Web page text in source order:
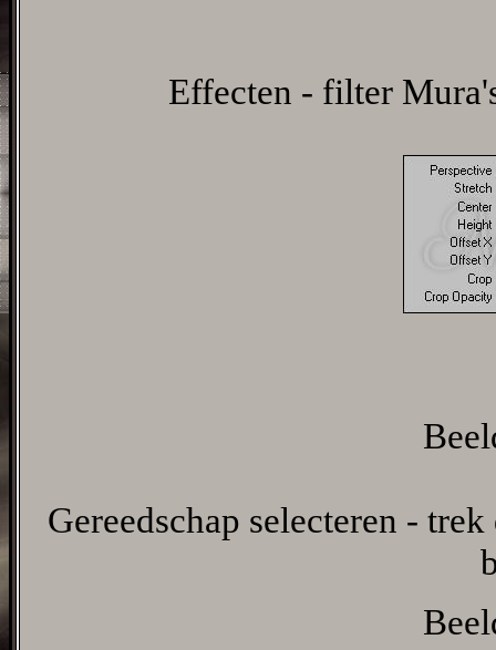
Effecten - filter
Gereedschap selecteren -